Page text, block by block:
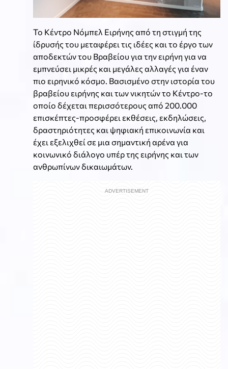
Το Κέντρο Νόμπελ Ειρήνης από τη στιγμή της
ίδρυσής του μεταφέρει τις ιδέες και το έργο των
αποδεκτών του Βραβείου για την ειρήνη για να
εμπνεύσει μικρές και μεγάλες αλλαγές για έναν
πιο ειρηνικό κόσμο. Βασισμένο στην ιστορία του
βραβείου ειρήνης και των νικητών το Κέντρο-το
οποίο δέχεται περισσότερους από 200.000
επισκέπτες-προσφέρει εκθέσεις, εκδηλώσεις,
δραστηριότητες και ψηφιακή επικοινωνία και
έχει εξελιχθεί σε μια σημαντική αρένα για
κοινωνικό διάλογο υπέρ της ειρήνης και των
ανθρωπίνων δικαιωμάτων.